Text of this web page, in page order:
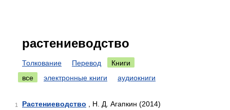
растениеводство
Толкование Перевод
Книги
все
электронные книги аудиокниги
1 Растениеводство , Н. Д. Агапкин (2014)